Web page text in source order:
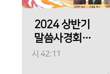
2024 상반기
말씀사경회
(첫째날)_"신나게
시 42:11